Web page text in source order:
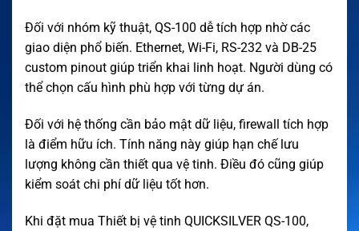
Đối với nhóm kỹ thuật, QS-100 dễ tích hợp nhờ các
giao diện phổ biến. Ethernet, Wi-Fi, RS-232 và DB-25
custom pinout giúp triển khai linh hoạt. Người dùng có
thể chọn cấu hình phù hợp với từng dự án.
Đối với hệ thống cần bảo mật dữ liệu, firewall tích hợp
là điểm hữu ích. Tính năng này giúp hạn chế lưu
lượng không cần thiết qua vệ tinh. Điều đó cũng giúp
kiểm soát chi phí dữ liệu tốt hơn.
Khi đặt mua Thiết bị vệ tinh QUICKSILVER QS-100,